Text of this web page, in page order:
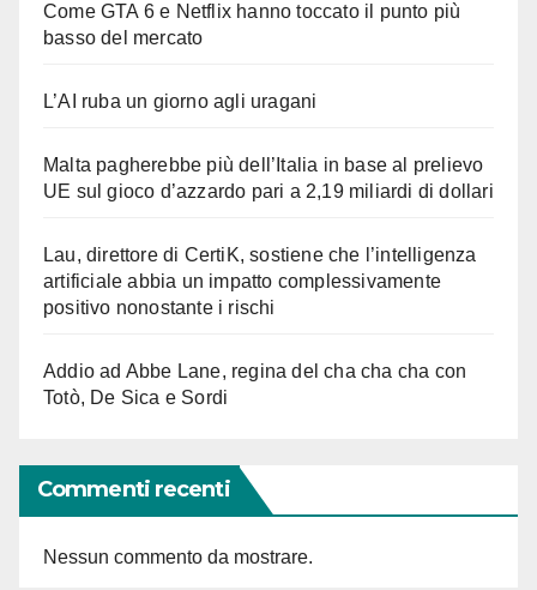
Come GTA 6 e Netflix hanno toccato il punto più
basso del mercato
L’AI ruba un giorno agli uragani
Malta pagherebbe più dell’Italia in base al prelievo
UE sul gioco d’azzardo pari a 2,19 miliardi di dollari
Lau, direttore di CertiK, sostiene che l’intelligenza
artificiale abbia un impatto complessivamente
positivo nonostante i rischi
Addio ad Abbe Lane, regina del cha cha cha con
Totò, De Sica e Sordi
Commenti recenti
Nessun commento da mostrare.